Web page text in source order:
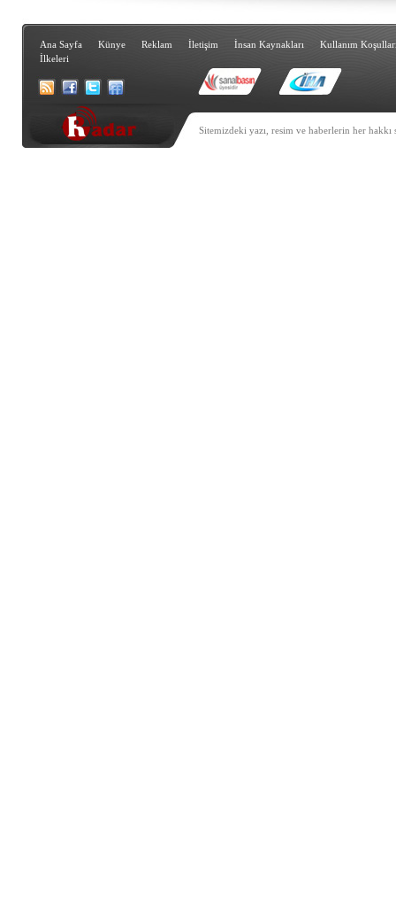
Ana Sayfa Künye Reklam İletişim İnsan Kaynakları
Kullanım
İlkeleri
Sitemizdeki yazı, resim ve haberlerin her